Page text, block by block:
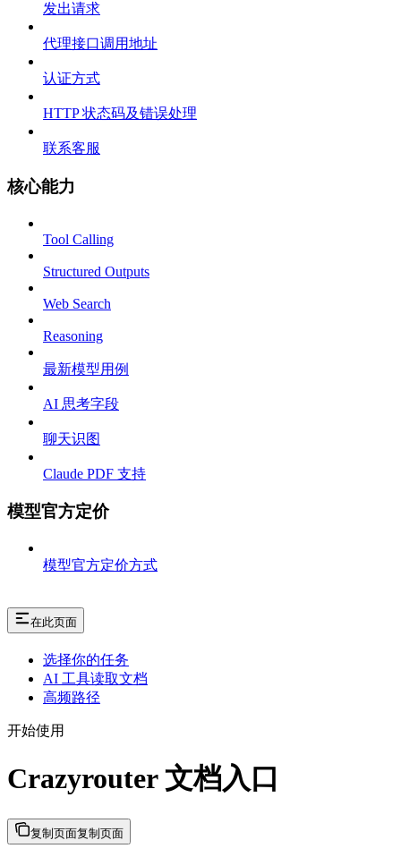
发出请求
代理接口调用地址
认证方式
HTTP 状态码及错误处理
联系客服
核心能力
Tool Calling
Structured Outputs
Web Search
Reasoning
最新模型用例
AI 思考字段
聊天识图
Claude PDF 支持
模型官方定价
模型官方定价方式
在此页面
选择你的任务
AI 工具读取文档
高频路径
开始使用
Crazyrouter 文档入口
复制页面复制页面